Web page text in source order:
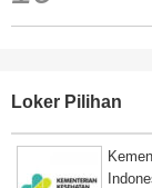
Loker Pilihan